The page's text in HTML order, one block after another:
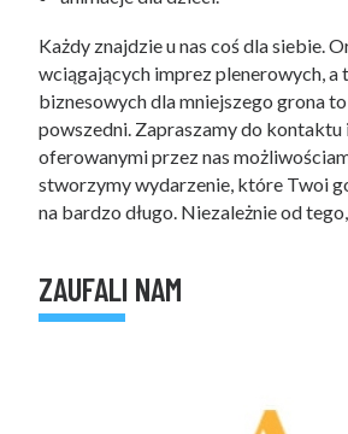
Każdy znajdzie u nas coś dla siebie.
wciągających imprez plenerowych, a
biznesowych dla mniejszego grona
powszedni. Zapraszamy do kontaktu
oferowanymi przez nas
stworzymy wydarzenie, które Twoi
na bardzo długo. Niezależnie od
ZAUFALI NAM